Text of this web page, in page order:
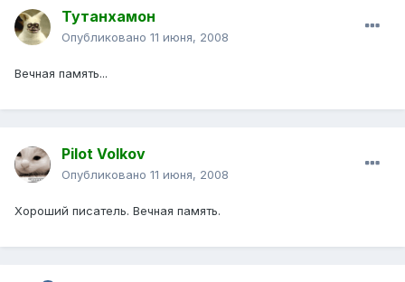
Тутанхамон
Опубликовано 11 июня, 2008
Вечная память...
Pilot Volkov
Опубликовано 11 июня, 2008
Хороший писатель. Вечная память.